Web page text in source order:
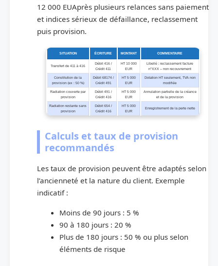
12 000 EUAprès plusieurs relances sans paiement
et indices sérieux de défaillance, reclassement
puis provision.
SITUATION ÉCRITURE MONTANT COMMENTAIRE
Transfert de 411 à 416
Débit 416 /
Crédit 411
HT 10 000
EUR
Libellé : reclassement facture
n°XXX – non recouvrement
Constitution de la
provision (ex : 50 %)
Débit 68174 /
Crédit 491
HT 5 000
EUR
Dotation HT seulement, TVA non
modifiée
Radiation couverte par
provision
Débit 491 /
Crédit 416
HT 5 000
EUR
Annulation partielle de la créance
et de la provision
Radiation restante sans
provision
Débit 654 /
Crédit 416
HT 5 000
EUR
Enregistrement de la perte nette
Calculs et taux de provision
recommandés
Les taux de provision peuvent être adaptés selon
l’ancienneté et la nature du client. Exemple
indicatif :
Moins de 90 jours : 5 %
90 à 180 jours : 20 %
Plus de 180 jours : 50 % ou plus selon
éléments de risque